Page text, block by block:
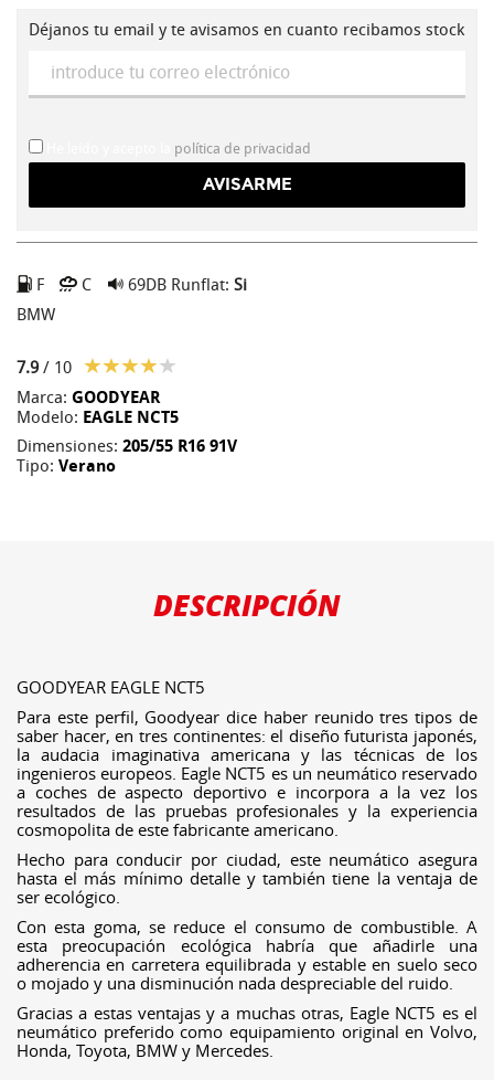
Déjanos tu email y te avisamos en cuanto recibamos stock
política de privacidad
F C 69DB Runflat: Si
BMW
7.9/ 10
Marca: GOODYEAR
Modelo: EAGLE NCT5
Dimensiones: 205/55 R16 91V
Tipo: Verano
DESCRIPCIÓN
GOODYEAR EAGLE NCT5
Para este perfil, Goodyear dice haber reunido tres tipos de
saber hacer, en tres continentes: el diseño futurista japonés,
la audacia imaginativa americana y las técnicas de los
ingenieros europeos. Eagle NCT5 es un neumático reservado
a coches de aspecto deportivo e incorpora a la vez los
resultados de las pruebas profesionales y la experiencia
cosmopolita de este fabricante americano.
Hecho para conducir por ciudad, este neumático asegura
hasta el más mínimo detalle y también tiene la ventaja de
ser ecológico.
Con esta goma, se reduce el consumo de combustible. A
esta preocupación ecológica habría que añadirle una
adherencia en carretera equilibrada y estable en suelo seco
o mojado y una disminución nada despreciable del ruido.
Gracias a estas ventajas y a muchas otras, Eagle NCT5 es el
neumático preferido como equipamiento original en Volvo,
Honda, Toyota, BMW y Mercedes.